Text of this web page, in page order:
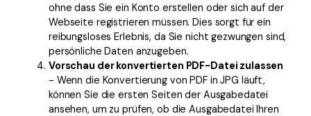
ohne dass Sie ein Konto erstellen oder sich auf der
Webseite registrieren müssen. Dies sorgt für ein
reibungsloses Erlebnis, da Sie nicht gezwungen sind,
persönliche Daten anzugeben.
Vorschau der konvertierten PDF-Datei zulassen
- Wenn die Konvertierung von PDF in JPG läuft,
können Sie die ersten Seiten der Ausgabedatei
ansehen, um zu prüfen, ob die Ausgabedatei Ihren